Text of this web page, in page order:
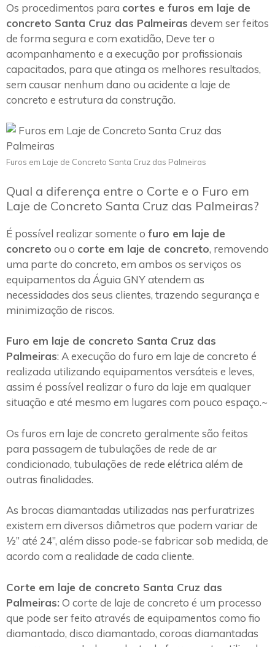
Os procedimentos para cortes e furos em laje de
concreto Santa Cruz das Palmeiras devem ser feitos
de forma segura e com exatidão, Deve ter o
acompanhamento e a execução por profissionais
capacitados, para que atinga os melhores resultados,
sem causar nenhum dano ou acidente a laje de
concreto e estrutura da construção.
Furos em Laje de Concreto Santa Cruz das Palmeiras
Qual a diferença entre o Corte e o Furo em
Laje de Concreto Santa Cruz das Palmeiras?
É possível realizar somente o furo em laje de
concreto ou o corte em laje de concreto, removendo
uma parte do concreto, em ambos os serviços os
equipamentos da Águia GNY atendem as
necessidades dos seus clientes, trazendo segurança e
minimização de riscos.
Furo em laje de concreto Santa Cruz das
Palmeiras: A execução do furo em laje de concreto é
realizada utilizando equipamentos versáteis e leves,
assim é possível realizar o furo da laje em qualquer
situação e até mesmo em lugares com pouco espaço.~
Os furos em laje de concreto geralmente são feitos
para passagem de tubulações de rede de ar
condicionado, tubulações de rede elétrica além de
outras finalidades.
As brocas diamantadas utilizadas nas perfuratrizes
existem em diversos diâmetros que podem variar de
½” até 24”, além disso pode-se fabricar sob medida, de
acordo com a realidade de cada cliente.
Corte em laje de concreto Santa Cruz das
Palmeiras: O corte de laje de concreto é um processo
que pode ser feito através de equipamentos como fio
diamantado, disco diamantado, coroas diamantadas